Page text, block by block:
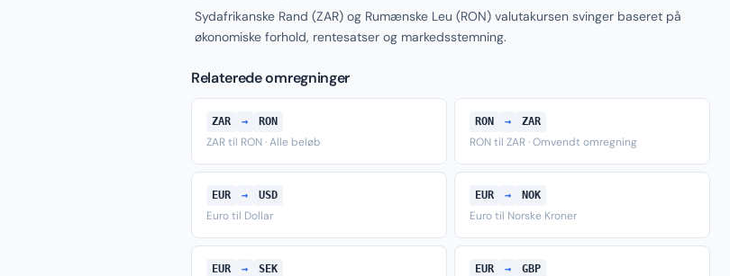
Sydafrikanske Rand (ZAR) og Rumænske Leu (RON) valutakursen svinger baseret på
økonomiske forhold, rentesatser og markedsstemning.
Relaterede omregninger
ZAR → RON
ZAR til RON · Alle beløb
RON → ZAR
RON til ZAR · Omvendt omregning
EUR → USD
Euro til Dollar
EUR → NOK
Euro til Norske Kroner
EUR → SEK EUR → GBP